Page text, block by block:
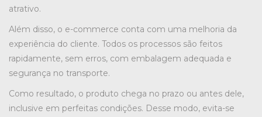
atrativo.
Além disso, o e-commerce conta com uma melhoria da
experiência do cliente. Todos os processos são feitos
rapidamente, sem erros, com embalagem adequada e
segurança no transporte.
Como resultado, o produto chega no prazo ou antes dele,
inclusive em perfeitas condições. Desse modo, evita-se